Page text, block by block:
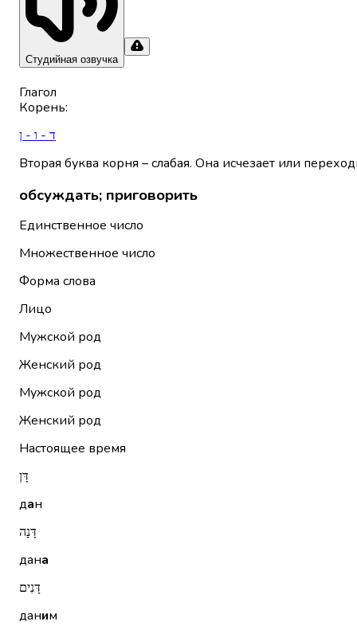
Студийная озвучка
Глагол
Корень:
ד - ו - ן
Вторая буква корня – слабая. Она исчезает или
обсуждать; приговорить
Единственное число
Множественное число
Форма слова
Лицо
Мужской род
Женский род
Мужской род
Женский род
Настоящее время
דָּן
дан
דָּנָה
дана
דָּנִים
даним